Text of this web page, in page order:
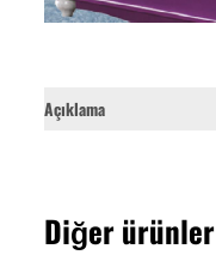
Açıklama
Diğer ürünler